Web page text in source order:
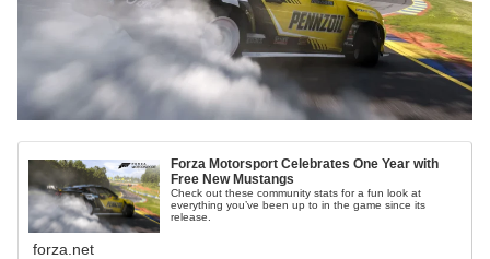
Forza Motorsport Celebrates One Year with
Free New Mustangs
Check out these community stats for a fun look at
everything you’ve been up to in the game since its
release.
forza.net